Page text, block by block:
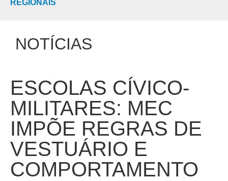
REGIONAIS
NOTÍCIAS
ESCOLAS CÍVICO-
MILITARES: MEC
IMPÕE REGRAS DE
VESTUÁRIO E
COMPORTAMENTO